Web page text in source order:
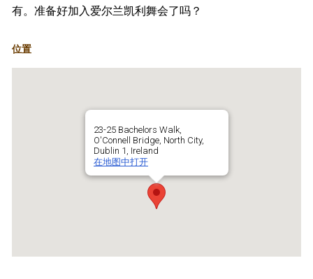
有。准备好加入爱尔兰凯利舞会了吗？
位置
23-25 Bachelors Walk,
O'Connell Bridge, North City,
Dublin 1, Ireland
在地图中打开